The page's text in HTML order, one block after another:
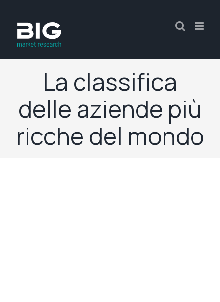
La classifica
delle aziende più
ricche del mondo